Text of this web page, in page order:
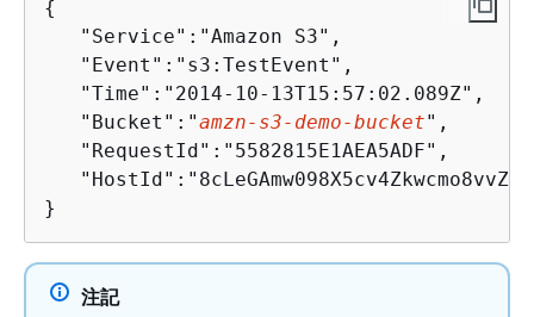
{
   "Service":"Amazon S3",
   "Event":"s3:TestEvent",
   "Time":"2014-10-13T15:57:02.089Z",
   "Bucket":"
amzn-s3-demo-bucket",
   "RequestId":"5582815E1AEA5ADF",
}
注記